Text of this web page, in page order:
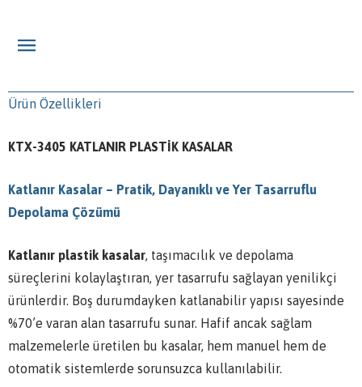
Ürün Özellikleri
KTX-3405 KATLANIR PLASTİK KASALAR
Katlanır Kasalar – Pratik, Dayanıklı ve Yer Tasarruflu
Depolama Çözümü
Katlanır plastik kasalar, taşımacılık ve depolama
süreçlerini kolaylaştıran, yer tasarrufu sağlayan yenilikçi
ürünlerdir. Boş durumdayken katlanabilir yapısı sayesinde
%70’e varan alan tasarrufu sunar. Hafif ancak sağlam
malzemelerle üretilen bu kasalar, hem manuel hem de
otomatik sistemlerde sorunsuzca kullanılabilir.